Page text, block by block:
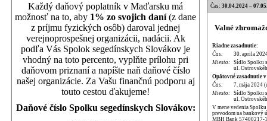
Každý daňový poplatník v Maďarsku má
možnosť na to, aby 1% zo svojich daní(z dane
z príjmu fyzických osôb) daroval jednej
verejnoprospešnej organizácii, nadácii. Ak
podľa Vás Spolok segedínskych Slovákov je
vhodný na toto percento, vyplňte prílohu pri
daňovom priznaní a napíšte naň daňové číslo
našej organizácie. Za Vašu finančnú podporu aj
touto cestou ďakujeme!
Daňové číslo Spolku segedínskych Slovákov:
Čas: 30.04.2024 –
Valné
Riadne zasadnutie:
Čas:
30. aprila
Miesto: Sídlo Spolku
ul.
Opätovné zasadnutie
Čas:
7. mája 2024
Miesto: Sídlo Spolku
ul.
V mene vedenia
prevodom na bankový
MBH Bank 57400217-